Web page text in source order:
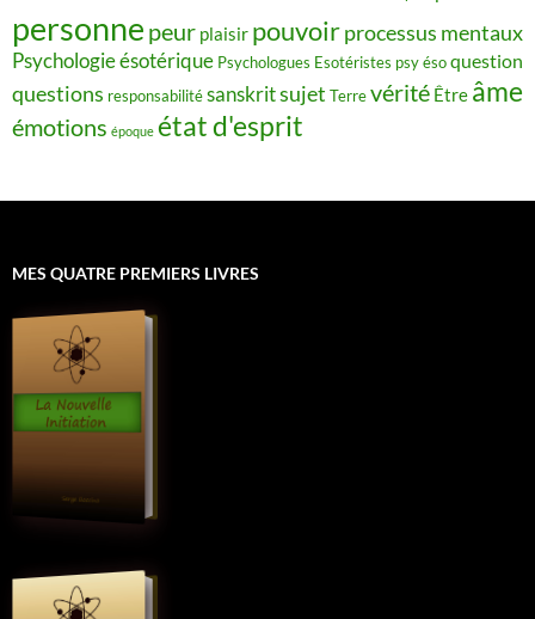
personne peur plaisir pouvoirprocessus mentaux
Psychologie ésotérique Psychologues Esotéristes psy ésoquestion
questions responsabilitésanskritsujet Terrevérité Être âme
émotions époque état d'esprit
MES QUATRE PREMIERS LIVRES